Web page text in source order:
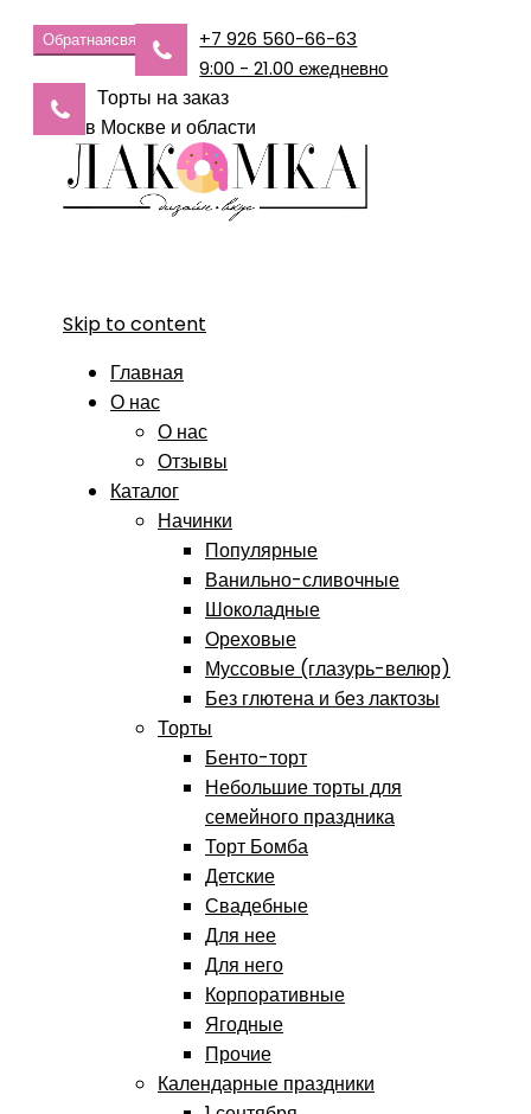
Обратнаясвязь
+7 926 560-66-63
9:00 - 21.00 ежедневно
Торты на заказ
в Москве и области
Skip to content
Главная
О нас
О нас
Отзывы
Каталог
Начинки
Популярные
Ванильно-сливочные
Шоколадные
Ореховые
Муссовые (глазурь-велюр)
Без глютена и без лактозы
Торты
Бенто-торт
Небольшие торты для
семейного праздника
Торт Бомба
Детские
Свадебные
Для нее
Для него
Корпоративные
Ягодные
Прочие
Календарные праздники